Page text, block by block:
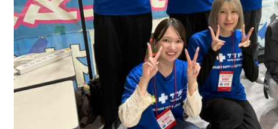
管理栄養士
調剤事務
ホールディングス
プライバシーポリ